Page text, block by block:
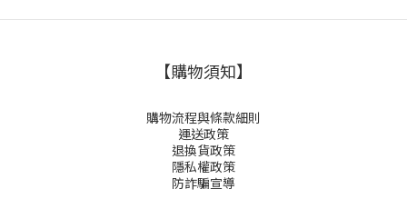
【購物須知】
購物流程與條款細則
運送政策
退換貨政策
隱私權政策
防詐騙宣導